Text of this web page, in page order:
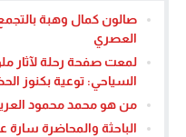
صالون كمال وهبة
العصري
لمعت صفحة رحلة لآثار
السياحي: توعية بكنوز
من هو محمد محمود
الباحثة والمحاضرة